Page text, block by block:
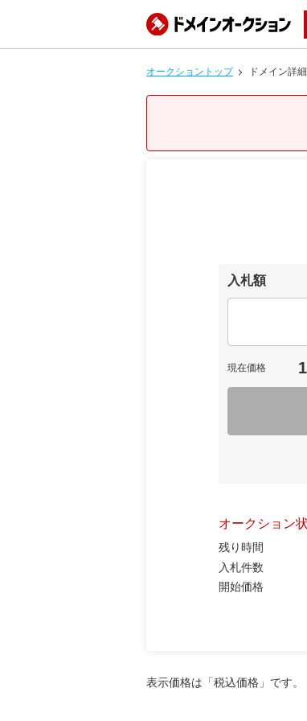
オークショントップ ドメイン詳細
入札額
現在価格
オークション
残り時間
入札件数
開始価格
表示価格は「税込価格」です。